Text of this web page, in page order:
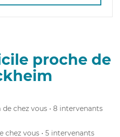
proche de
de chez vous • 8 intervenants
chez vous • 5 intervenants